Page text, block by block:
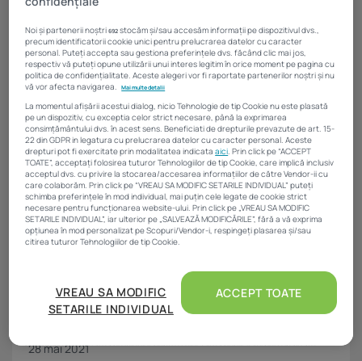
1 iunie 2021
Gala Profesioniștilor în Imobiliare 2021: au
fost decernate premiile excelenței...
În după-amiaza aceasta a avut loc ediția din 2021 a Galei
28 mai 2021
Noi și partenerii noștri692 stocăm și/sau accesăm informații pe dispozitivul dvs.,
precum identificatorii cookie unici pentru prelucrarea datelor cu caracter
personal. Puteți accepta sau gestiona preferințele dvs. făcând clic mai jos,
respectiv vă puteți opune utilizării unui interes legitim în orice moment pe pagina cu
politica de confidențialitate. Aceste alegeri vor fi raportate partenerilor noștri și nu
vă vor afecta navigarea.
Mai multe detalii
La momentul afișării acestui dialog, nicio Tehnologie de tip Cookie nu este plasată
pe un dispozitiv, cu exceptia celor strict necesare, până la exprimarea
consimțământului dvs. în acest sens. Beneficiati de drepturile prevazute de art. 15-
22 din GDPR in legatura cu prelucrarea datelor cu caracter personal. Aceste
drepturi pot fi exercitate prin modalitatea indicataaici. Prin click pe “ACCEPT
TOATE”, acceptați folosirea tuturor Tehnologiilor de tip Cookie, care implică inclusiv
acceptul dvs. cu privire la stocarea/accesarea informațiilor de către Vendor-ii cu
care colaborăm. Prin click pe “VREAU SA MODIFIC SETARILE INDIVIDUAL” puteți
schimba preferințele în mod individual, mai puțin cele legate de cookie strict
necesare pentru funcționarea website-ului. Prin click pe „VREAU SA MODIFIC
SETARILE INDIVIDUAL”, iar ulterior pe „SALVEAZĂ MODIFICĂRILE”, fără a vă exprima
opțiunea în mod personalizat pe Scopuri/Vendor-i, respingeți plasarea și/sau
citirea tuturor Tehnologiilor de tip Cookie.
Atât noi, cât și partenerii noștri prelucrăm datele pentru
a oferi:
Măsurarea performanței reclamelor. Stocarea și/sau accesarea informațiilor de pe
personalizat. Utilizarea profilurilor pentru selectarea publicității personalizate.
Crearea profilurilor pentru publicitate personalizată. Măsurarea performanței
VREAU SA MODIFIC
SETARILE INDIVIDUAL
ACCEPT TOATE